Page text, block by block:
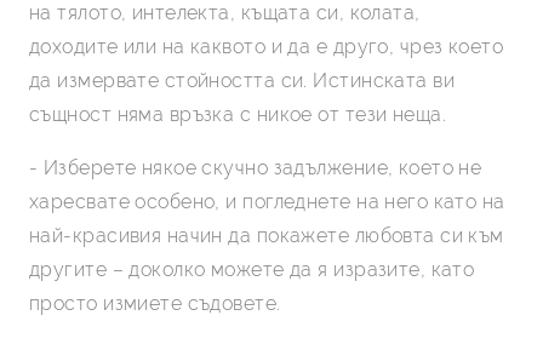
на тялото, интелекта, къщата си, колата,
доходите или на каквото и да е друго, чрез което
да измервате стойността си. Истинската ви
същност няма връзка с никое от тези неща.
- Изберете някое скучно задължение, което не
харесвате особено, и погледнете на него като на
най-красивия начин да покажете любовта си към
другите – доколко можете да я изразите, като
просто измиете съдовете.